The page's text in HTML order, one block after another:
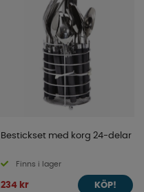
Bestickset med korg 24-delar
Finns i lager
234 kr KÖP!